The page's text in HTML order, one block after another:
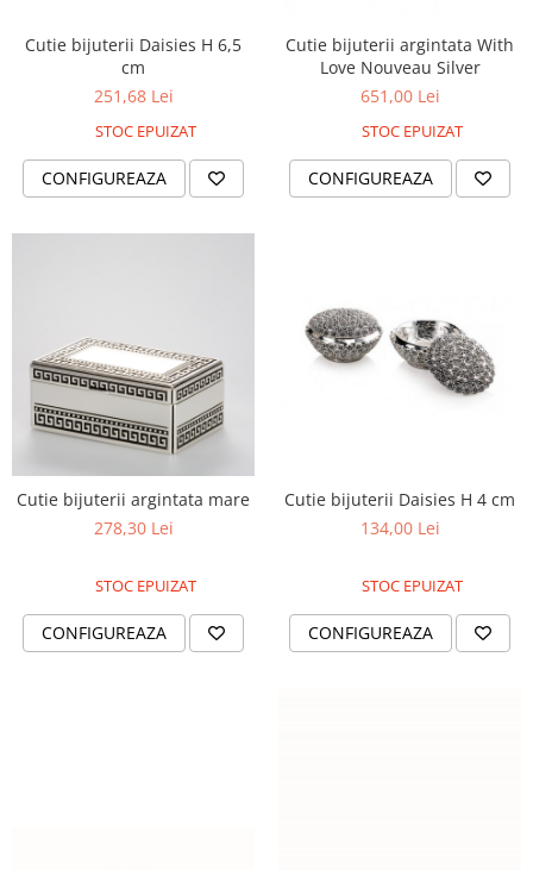
Cutie bijuterii Daisies H 6,5
cm
251,68 Lei
STOC EPUIZAT
CONFIGUREAZA
Cutie bijuterii argintata With
Love Nouveau Silver
651,00 Lei
STOC EPUIZAT
CONFIGUREAZA
Cutie bijuterii argintata mare
278,30 Lei
STOC EPUIZAT
CONFIGUREAZA
Cutie bijuterii Daisies H 4 cm
134,00 Lei
STOC EPUIZAT
CONFIGUREAZA